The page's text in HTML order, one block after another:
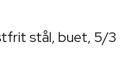
stål, buet, 5/3